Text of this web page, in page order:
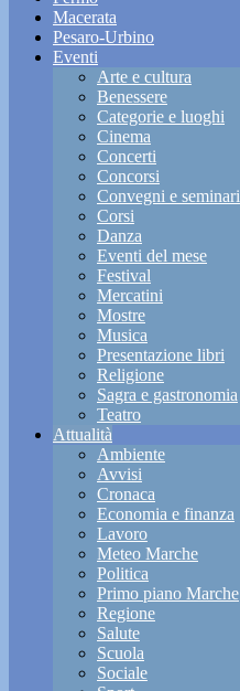
Macerata
Pesaro-Urbino
Eventi
Arte e cultura
Benessere
Categorie e luoghi
Cinema
Concerti
Concorsi
Convegni e seminari
Corsi
Danza
Eventi del mese
Festival
Mercatini
Mostre
Musica
Presentazione libri
Religione
Sagra e gastronomia
Teatro
Attualità
Ambiente
Avvisi
Cronaca
Economia e finanza
Lavoro
Meteo Marche
Politica
Primo piano Marche
Regione
Salute
Scuola
Sociale